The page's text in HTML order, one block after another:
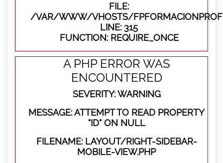
FILE:
/VAR/WWW/VHOSTS/
LINE: 315
FUNCTION: REQUIRE_ONCE
A PHP ERROR WAS
ENCOUNTERED
SEVERITY: WARNING
MESSAGE: ATTEMPT TO READ PROPERTY
"ID" ON NULL
FILENAME: LAYOUT/RIGHT-SIDEBAR-
MOBILE-VIEW.PHP